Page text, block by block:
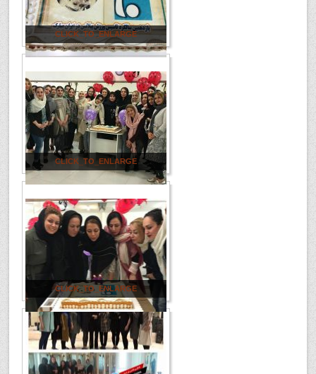
CLICK_TO_ENLARGE
CLICK_TO_ENLARGE
CLICK_TO_ENLARGE